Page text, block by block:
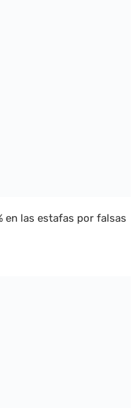
en las estafas por falsas